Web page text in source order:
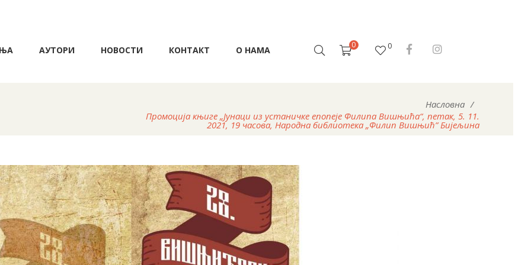
АУТОРИ НОВОСТИ КОНТАКТ О НАМА 0 0
Насловна /
Промоција књиге „Јунаци из устаничке епопеје Филипа Вишњића“, петак, 5. 11.
2021, 19 часова, Народна библиотека „Филип Вишњић” Бијељина